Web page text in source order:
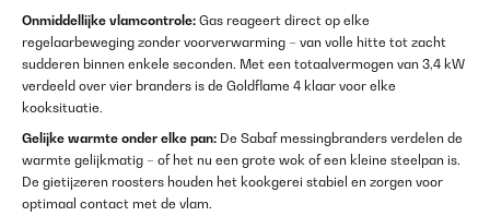
Onmiddellijke vlamcontrole: Gas reageert direct op elke
regelaarbeweging zonder voorverwarming – van volle hitte tot zacht
sudderen binnen enkele seconden. Met een totaalvermogen van 3,4 kW
verdeeld over vier branders is de Goldflame 4 klaar voor elke
kooksituatie.
Gelijke warmte onder elke pan: De Sabaf messingbranders verdelen de
warmte gelijkmatig – of het nu een grote wok of een kleine steelpan is.
De gietijzeren roosters houden het kookgerei stabiel en zorgen voor
optimaal contact met de vlam.